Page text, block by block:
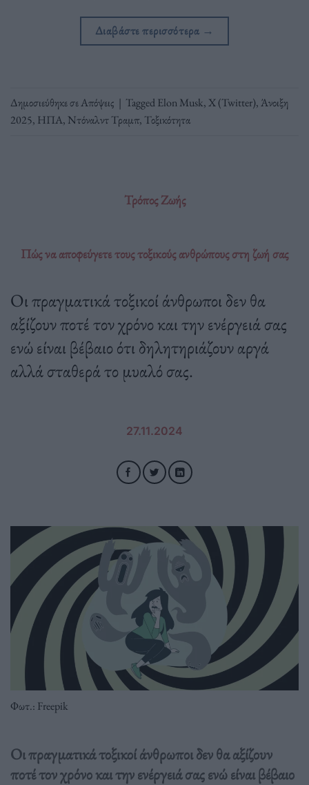
Διαβάστε περισσότερα →
Δημοσιεύθηκε σεΑπόψεις | TaggedElon Musk,X (Twitter),Άνοιξη
2025, ΗΠΑ, Ντόναλντ Τραμπ, Τοξικότητα
Τρόπος Ζωής
Πώς να αποφεύγετε τους τοξικούς ανθρώπους στη ζωή σας
Οι πραγματικά τοξικοί άνθρωποι δεν θα
αξίζουν ποτέ τον χρόνο και την ενέργειά σας
ενώ είναι βέβαιο ότι δηλητηριάζουν αργά
αλλά σταθερά το μυαλό σας.
27.11.2024
Φωτ.: Freepik
Οι πραγματικά τοξικοί άνθρωποι δεν θα αξίζουν
ποτέ τον χρόνο και την ενέργειά σας ενώ είναι βέβαιο